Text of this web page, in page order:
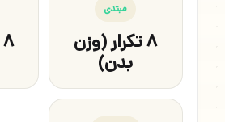
مبتدی
۸ تکرار (وزن
بدن)